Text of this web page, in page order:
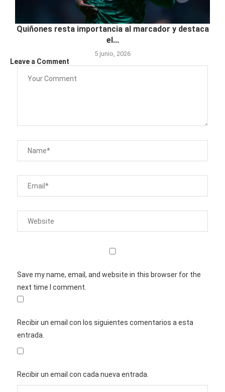
Quiñones resta importancia al marcador y destaca
el...
5 junio, 2026
Leave a Comment
Save my name, email, and website in this browser for the
next time I comment.
Recibir un email con los siguientes comentarios a esta
entrada.
Recibir un email con cada nueva entrada.